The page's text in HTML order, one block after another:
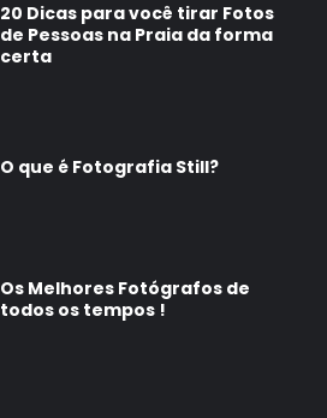
20 Dicas para você tirar Fotos
de Pessoas na Praia da forma
certa
O que é Fotografia Still?
Os Melhores Fotógrafos de
todos os tempos !